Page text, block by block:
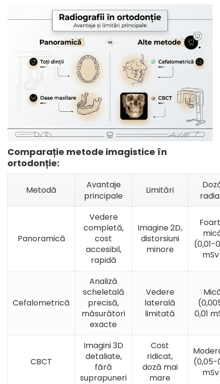
Comparație metode imagistice în
ortodonție:
Metodă
Avantaje
principale
Limitări
Panoramică
Vedere
completă,
cost
accesibil,
rapidă
Imagine 2D,
distorsiuni
minore
(0,01-
Cefalometrică
Analiză
scheletală
precisă,
măsurători
exacte
Vedere
laterală
limitată
0,01
CBCT
Imagini 3D
detaliate,
fără
suprapuneri
Cost
ridicat,
doză mai
mare
(0,05-